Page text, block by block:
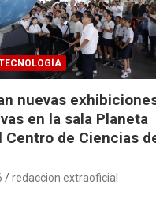
nuevas
en la sala Planeta
Centro de Ciencias
redaccion extraoficial